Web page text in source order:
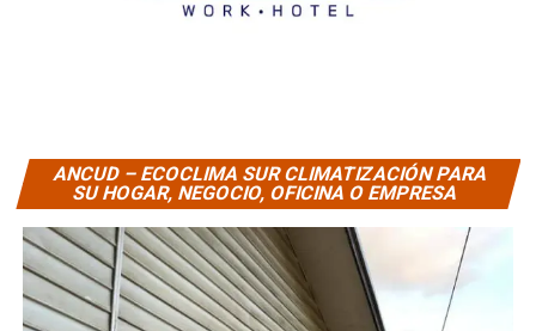
ANCUD – ECOCLIMA SUR CLIMATIZACIÓN PARA
SU HOGAR, NEGOCIO, OFICINA O EMPRESA